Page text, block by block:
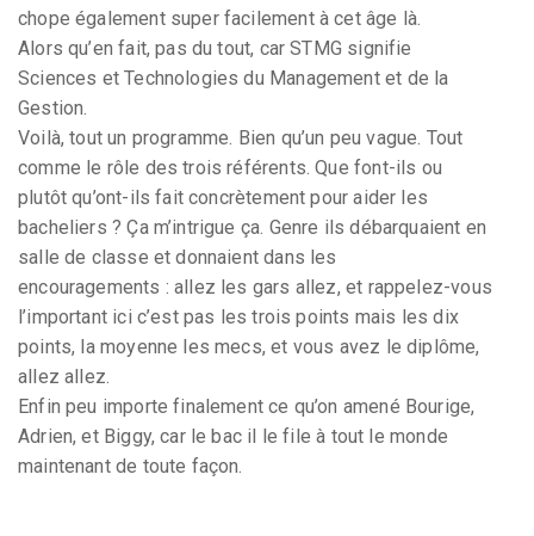
chope également super facilement à cet âge là.
Alors qu’en fait, pas du tout, car STMG signifie
Sciences et Technologies du Management et de la
Gestion.
Voilà, tout un programme. Bien qu’un peu vague. Tout
comme le rôle des trois référents. Que font-ils ou
plutôt qu’ont-ils fait concrètement pour aider les
bacheliers ? Ça m’intrigue ça. Genre ils débarquaient en
salle de classe et donnaient dans les
encouragements : allez les gars allez, et rappelez-vous
l’important ici c’est pas les trois points mais les dix
points, la moyenne les mecs, et vous avez le diplôme,
allez allez.
Enfin peu importe finalement ce qu’on amené Bourige,
Adrien, et Biggy, car le bac il le file à tout le monde
maintenant de toute façon.